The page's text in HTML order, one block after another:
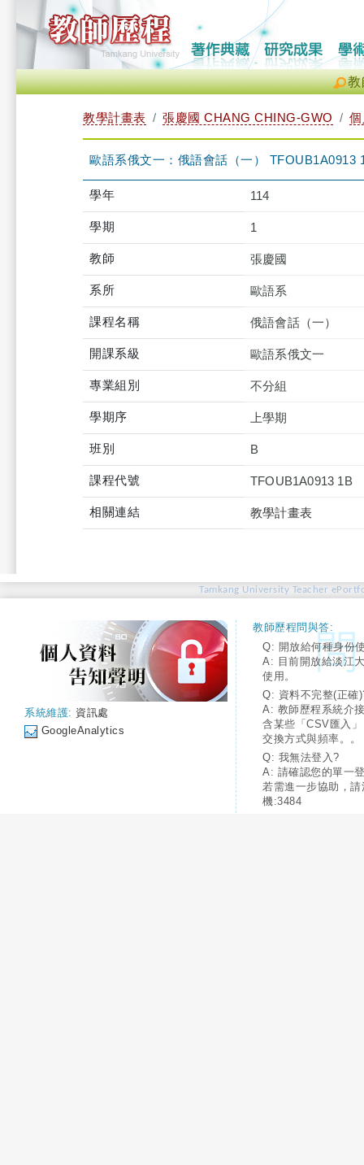
教
教學計畫表 張慶國 CHANG CHING-GWO
歐語系俄文一：俄語會話（一） TFOUB1A0913
學年 114
學期 1
教師 張慶國
系所 歐語系
課程名稱 俄語會話（一）
開課系級 歐語系俄文一
專業組別 不分組
學期序 上學期
班別 B
課程代號 TFOUB1A0913 1B
相關連結 教學計畫表
Tamkang University Teacher
系統維護: 資訊處
GoogleAnalytics
教師歷程問與答:
Q: 開放給何種身份
A: 目前開放給淡江
使用。
Q: 資料不完整(正確
A: 教師歷程系統介
含某些「CSV匯入
交換方式與頻率。。
Q: 我無法登入?
A: 請確認您的單一
若需進一步協助，
機:3484